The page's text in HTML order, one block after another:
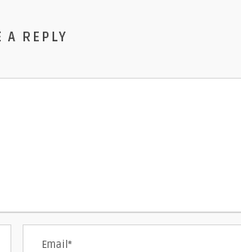
A REPLY